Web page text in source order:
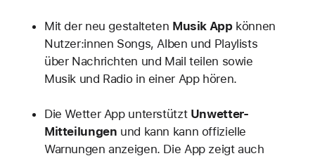
Mit der neu gestalteten Musik Appkönnen
Nutzer:innen Songs, Alben und Playlists
über Nachrichten und Mail teilen sowie
Musik und Radio in einer App hören.
Die Wetter App unterstützt Unwetter-
Mitteilungen und kann kann offizielle
Warnungen anzeigen. Die App zeigt auch